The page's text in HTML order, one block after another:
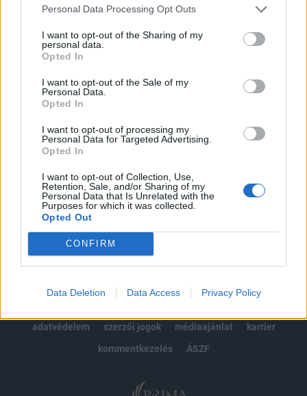
Personal Data Processing Opt Outs
I want to opt-out of the Sharing of my
personal data.
Opted In
I want to opt-out of the Sale of my
Personal Data.
Opted In
I want to opt-out of processing my
Personal Data for Targeted Advertising.
Opted In
I want to opt-out of Collection, Use,
Retention, Sale, and/or Sharing of my
Personal Data that Is Unrelated with the
Purposes for which it was collected.
Opted Out
CONFIRM
Data Deletion Data Access Privacy Policy
regisztrációhoz kötött.
Az előfizetés a következőket tartalmazza:
Portfolio.hu teljes cikkarchívum
kötéslistái
Előfizetés
MÁR ELŐFIZETŐNK VAGY?BEJELENTKEZÉS
adatvédelem
szerzői jogok médiaajánlat
karrier
kommentkezelés
ÁSZF